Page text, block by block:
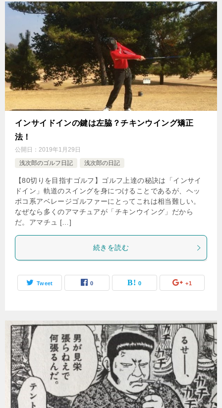
インサイドインの鍵は左脇？チキンウイング矯正
法！
公開日： 2019年1月29日
浅次郎のゴルフ日記
浅次郎の日記
【80切りを目指すゴルフ】ゴルフ上達の秘訣は「インサイ
ドイン」軌道のスイングを身につけることであるが、ヘッ
ポコ系アベレージゴルファーにとってこれは相当難しい。
なぜなら多くのアマチュアが「チキンウイング」だから
だ。アマチュ […]
続きを読む
Tweet 0 0 +1